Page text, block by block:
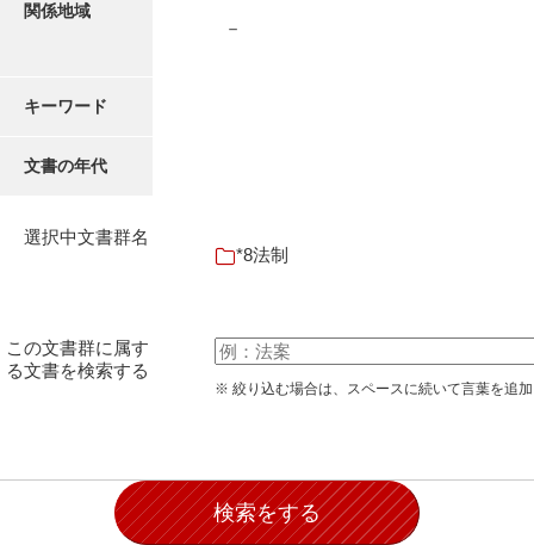
25吉川事
31小々控
関係地域
－
キーワード
文書の年代
選択中文書群名
*8法制
この文書群に属す
る文書を検索する
※ 絞り込む場合は、スペースに続いて言葉を追